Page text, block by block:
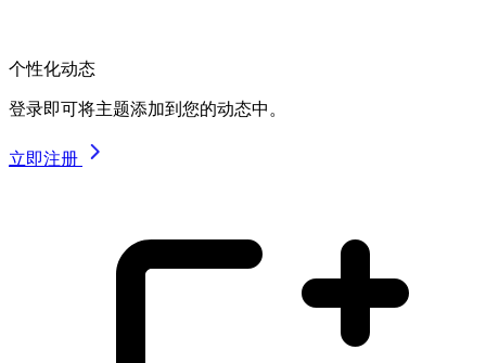
个性化动态
登录即可将主题添加到您的动态中。
立即注册